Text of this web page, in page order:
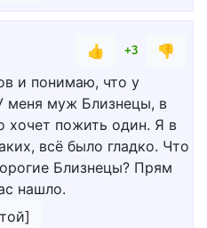
👍 +3
👎
и понимаю, что у
меня муж Близнецы, в
хочет пожить один. Я в
всё было гладко. Что
Близнецы? Прям
нашло.